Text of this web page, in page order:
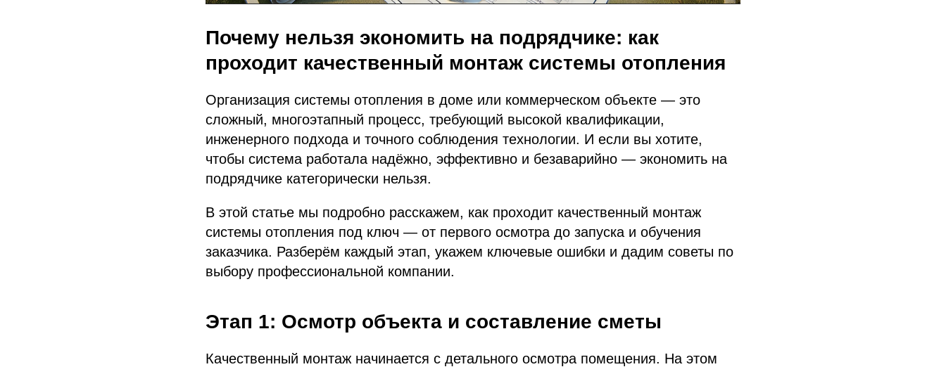
Почему нельзя экономить на подрядчике: как
проходит качественный монтаж системы отопления
Организация системы отопления в доме или коммерческом объекте — это
сложный, многоэтапный процесс, требующий высокой квалификации,
инженерного подхода и точного соблюдения технологии. И если вы хотите,
чтобы система работала надёжно, эффективно и безаварийно — экономить на
подрядчике категорически нельзя.
В этой статье мы подробно расскажем, как проходит качественный монтаж
системы отопления под ключ — от первого осмотра до запуска и обучения
заказчика. Разберём каждый этап, укажем ключевые ошибки и дадим советы по
выбору профессиональной компании.
Этап 1: Осмотр объекта и составление сметы
Качественный монтаж начинается с детального осмотра помещения. На этом